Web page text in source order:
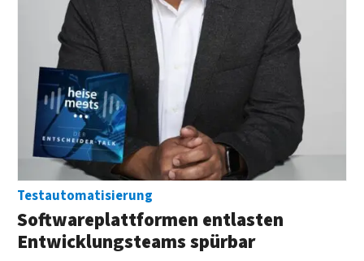
Testautomatisierung
Softwareplattformen entlasten
Entwicklungsteams spürbar